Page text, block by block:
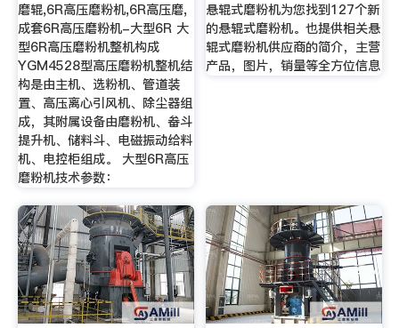
磨辊,6R高压磨粉机,6R高压磨,
成套6R高压磨粉机-大型6R 大
型6R高压磨粉机整机构成
YGM4528型高压磨粉机整机结
构是由主机、选粉机、管道装
置、高压离心引风机、除尘器组
成，其附属设备由磨粉机、畚斗
提升机、储料斗、电磁振动给料
机、电控柜组成。 大型6R高压
磨粉机技术参数：
悬辊式磨粉机为您找到127个新
的悬辊式磨粉机。也提供相关悬
辊式磨粉机供应商的简介，主营
产品，图片，销量等全方位信息